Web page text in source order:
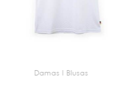
Damas | Blusas